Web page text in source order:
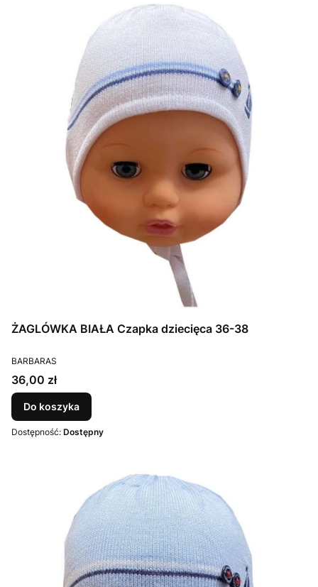
ŻAGLÓWKA BIAŁA Czapka dziecięca 36-38
PRODUCENT
BARBARAS
Cena
36,00 zł
Do koszyka
Dostępność: Dostępny